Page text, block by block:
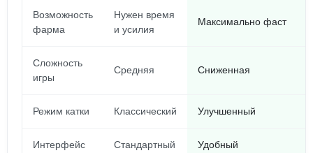
Возможность
фарма
Нужен время
и усилия
Максимально фаст
Сложность
игры
Средняя Сниженная
Режим катки Классический Улучшенный
Интерфейс Стандартный Удобный